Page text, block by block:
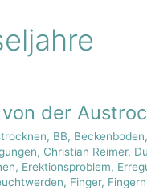
der
, BB, Beckenboden,
, Christian Reimer,
, Erektionsproblem,
, Finger, Fingern